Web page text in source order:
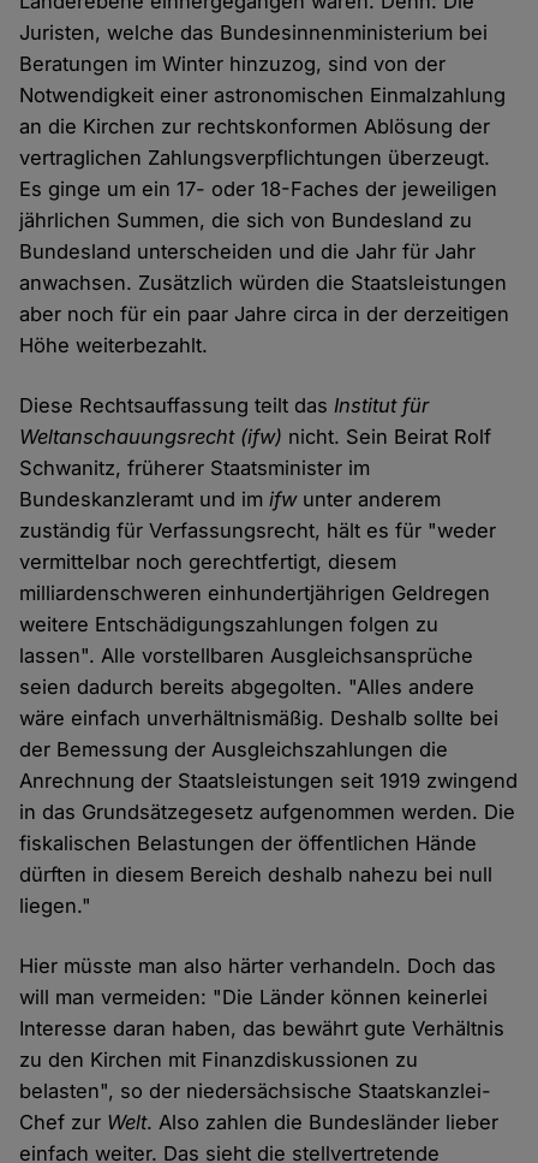
Juristen, welche das Bundesinnenministerium bei
Beratungen im Winter hinzuzog, sind von der
Notwendigkeit einer astronomischen Einmalzahlung
an die Kirchen zur rechtskonformen Ablösung der
vertraglichen Zahlungsverpflichtungen überzeugt.
Es ginge um ein 17- oder 18-Faches der jeweiligen
jährlichen Summen, die sich von Bundesland zu
Bundesland unterscheiden und die Jahr für Jahr
anwachsen. Zusätzlich würden die Staatsleistungen
aber noch für ein paar Jahre circa in der derzeitigen
Höhe weiterbezahlt.
Diese Rechtsauffassung teilt dasInstitut für
Weltanschauungsrecht (ifw) nicht. Sein Beirat Rolf
Schwanitz, früherer Staatsminister im
Bundeskanzleramt und imifwunter anderem
zuständig für Verfassungsrecht, hält es für "weder
vermittelbar noch gerechtfertigt, diesem
milliardenschweren einhundertjährigen Geldregen
weitere Entschädigungszahlungen folgen zu
lassen". Alle vorstellbaren Ausgleichsansprüche
seien dadurch bereits abgegolten. "Alles andere
wäre einfach unverhältnismäßig. Deshalb sollte bei
der Bemessung der Ausgleichszahlungen die
Anrechnung der Staatsleistungen seit 1919 zwingend
in das Grundsätzegesetz aufgenommen werden. Die
fiskalischen Belastungen der öffentlichen Hände
dürften in diesem Bereich deshalb nahezu bei null
liegen."
Hier müsste man also härter verhandeln. Doch das
will man vermeiden: "Die Länder können keinerlei
Interesse daran haben, das bewährt gute Verhältnis
zu den Kirchen mit Finanzdiskussionen zu
belasten", so der niedersächsische Staatskanzlei-
Chef zur Welt. Also zahlen die Bundesländer lieber
einfach weiter. Das sieht die stellvertretende